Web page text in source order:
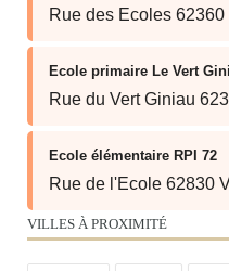
Rue des Ecoles
Ecole primaire Le Vert
Rue du Vert Giniau
Ecole élémentaire RPI 72
Rue de l'Ecole 62830
VILLES À PROXIMITÉ